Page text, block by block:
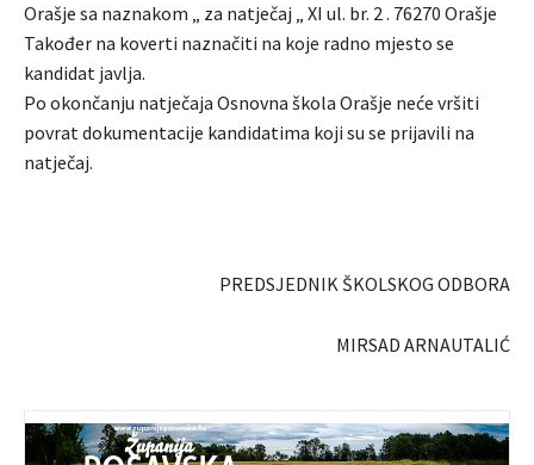
Orašje sa naznakom „ za natječaj „ XI ul. br. 2 . 76270 Orašje
Također na koverti naznačiti na koje radno mjesto se
kandidat javlja.
Po okončanju natječaja Osnovna škola Orašje neće vršiti
povrat dokumentacije kandidatima koji su se prijavili na
natječaj.
PREDSJEDNIK ŠKOLSKOG ODBORA
MIRSAD ARNAUTALIĆ